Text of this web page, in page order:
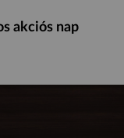
akciós nap